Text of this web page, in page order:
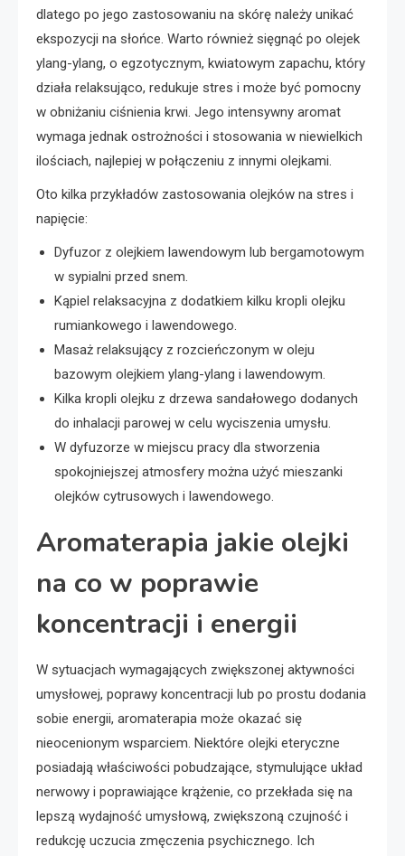
dlatego po jego zastosowaniu na skórę należy unikać
ekspozycji na słońce. Warto również sięgnąć po olejek
ylang-ylang, o egzotycznym, kwiatowym zapachu, który
działa relaksująco, redukuje stres i może być pomocny
w obniżaniu ciśnienia krwi. Jego intensywny aromat
wymaga jednak ostrożności i stosowania w niewielkich
ilościach, najlepiej w połączeniu z innymi olejkami.
Oto kilka przykładów zastosowania olejków na stres i
napięcie:
Dyfuzor z olejkiem lawendowym lub bergamotowym
w sypialni przed snem.
Kąpiel relaksacyjna z dodatkiem kilku kropli olejku
rumiankowego i lawendowego.
Masaż relaksujący z rozcieńczonym w oleju
bazowym olejkiem ylang-ylang i lawendowym.
Kilka kropli olejku z drzewa sandałowego dodanych
do inhalacji parowej w celu wyciszenia umysłu.
W dyfuzorze w miejscu pracy dla stworzenia
spokojniejszej atmosfery można użyć mieszanki
olejków cytrusowych i lawendowego.
Aromaterapia jakie olejki
na co w poprawie
koncentracji i energii
W sytuacjach wymagających zwiększonej aktywności
umysłowej, poprawy koncentracji lub po prostu dodania
sobie energii, aromaterapia może okazać się
nieocenionym wsparciem. Niektóre olejki eteryczne
posiadają właściwości pobudzające, stymulujące układ
nerwowy i poprawiające krążenie, co przekłada się na
lepszą wydajność umysłową, zwiększoną czujność i
redukcję uczucia zmęczenia psychicznego. Ich